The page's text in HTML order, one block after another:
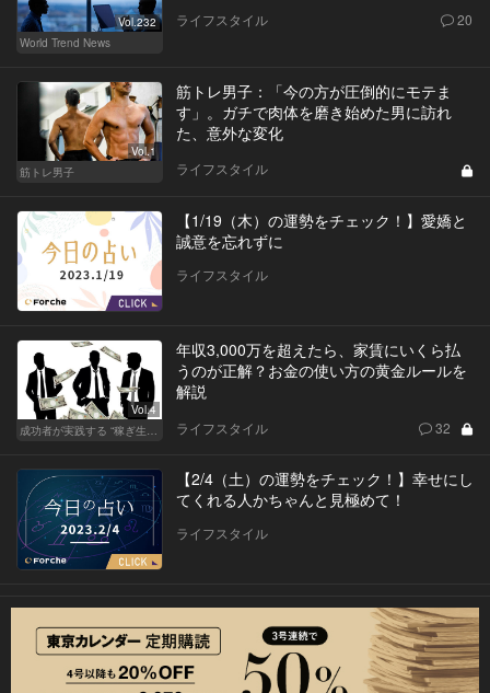
Vol.232
World Trend News
ライフスタイル 20
Vol.1
筋トレ男子
筋トレ男子：「今の方が圧倒的にモテま
す」。ガチで肉体を磨き始めた男に訪れ
た、意外な変化
ライフスタイル
【1/19（木）の運勢をチェック！】愛嬌と
誠意を忘れずに
ライフスタイル
Vol.4
成功者が実践する “稼ぎ生活”
年収3,000万を超えたら、家賃にいくら払
うのが正解？お金の使い方の黄金ルールを
解説
ライフスタイル 32
【2/4（土）の運勢をチェック！】幸せにし
てくれる人かちゃんと見極めて！
ライフスタイル